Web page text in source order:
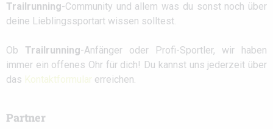
Trailrunning-Community und allem was du sonst noch über
deine Lieblingssportart wissen solltest.
Ob Trailrunning-Anfänger oder Profi-Sportler, wir haben
immer ein offenes Ohr für dich! Du kannst uns jederzeit über
das Kontaktformular erreichen.
Partner